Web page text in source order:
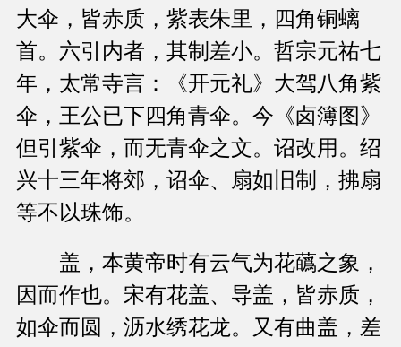
大伞，皆赤质，紫表朱里，四角铜螭
首。六引内者，其制差小。哲宗元祐七
年，太常寺言：《开元礼》大驾八角紫
伞，王公已下四角青伞。今《卤簿图》
但引紫伞，而无青伞之文。诏改用。绍
兴十三年将郊，诏伞、扇如旧制，拂扇
等不以珠饰。
盖，本黄帝时有云气为花蘤之象，
因而作也。宋有花盖、导盖，皆赤质，
如伞而圆，沥水绣花龙。又有曲盖，差